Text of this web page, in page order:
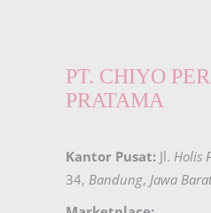
PT. CHIYO
PRATAMA
Kantor Pusat: Jl. Holis
34, Bandung, Jawa